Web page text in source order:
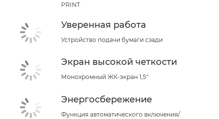
PRINT
Уверенная работа
Устройство подачи бумаги сзади
Экран высокой четкости
Монохромный ЖК-экран 1,5"
Энергосбережение
Функция автоматического включения/